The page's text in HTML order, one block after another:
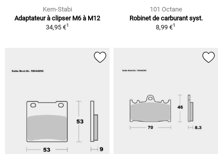
Kern-Stabi
Adaptateur à clipser M6 à M12
34,95 €1
101 Octane
Robinet de carburant syst.
8,99 €1